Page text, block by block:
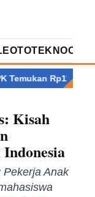
OTOTEKNOOPINI
Rp11 Miliar dan
Kisah
Anak